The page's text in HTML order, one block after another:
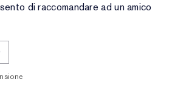
di raccomandare ad un amico